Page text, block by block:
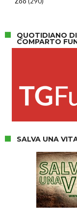
QUOTIDIANO
COMPARTO
SALVA UNA